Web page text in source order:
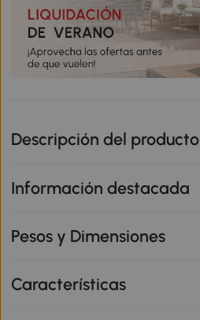
Descripción del producto
Información destacada
Pesos y Dimensiones
Características